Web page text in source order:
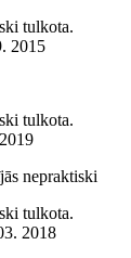
tulkota.
2015
tulkota.
nepraktiski
tulkota.
2018